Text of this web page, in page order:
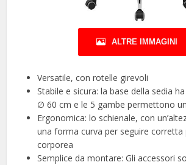
ALTRE IMMAGINI
Versatile, con rotelle girevoli
Stabile e sicura: la base della sedia
∅ 60 cm e le 5 gambe permettono
Ergonomica: lo schienale, con
una forma curva per seguire corretta
corporea
Semplice da montare: Gli accessori